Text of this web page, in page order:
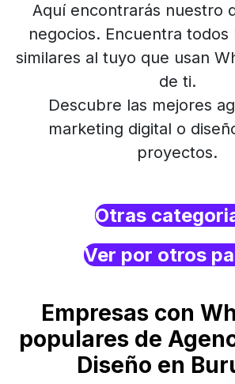
Aquí encontrarás nuestro
negocios. Encuentra todos
similares al tuyo que usan
de ti.
Descubre las mejores
marketing digital o
proyectos.
Otras
Ver por otros
Empresas con
populares de
Diseño en